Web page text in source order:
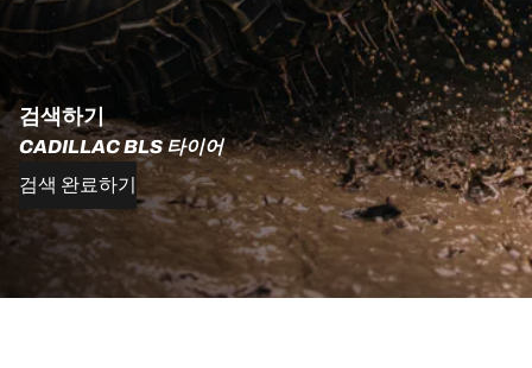
검색하기
CADILLAC BLS 타이어
검색 완료하기